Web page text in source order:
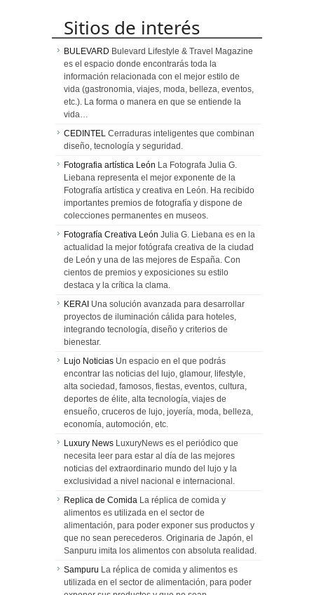
Sitios de interés
BULEVARD Bulevard Lifestyle & Travel Magazine
es el espacio donde encontrarás toda la
información relacionada con el mejor estilo de
vida (gastronomia, viajes, moda, belleza, eventos,
etc.). La forma o manera en que se entiende la
vida…
CEDINTEL Cerraduras inteligentes que combinan
diseño, tecnología y seguridad.
Fotografia artística León La Fotografa Julia G.
Liebana representa el mejor exponente de la
Fotografía artística y creativa en León. Ha recibido
importantes premios de fotografía y dispone de
colecciones permanentes en museos.
Fotografía Creativa León Julia G. Liebana es en la
actualidad la mejor fotógrafa creativa de la ciudad
de León y una de las mejores de España. Con
cientos de premios y exposiciones su estilo
destaca y la crítica la clama.
KERAI Una solución avanzada para desarrollar
proyectos de iluminación cálida para hoteles,
integrando tecnología, diseño y criterios de
bienestar.
Lujo Noticias Un espacio en el que podrás
encontrar las noticias del lujo, glamour, lifestyle,
alta sociedad, famosos, fiestas, eventos, cultura,
deportes de élite, alta tecnología, viajes de
ensueño, cruceros de lujo, joyería, moda, belleza,
economía, automoción, etc.
Luxury News LuxuryNews es el periódico que
necesita leer para estar al día de las mejores
noticias del extraordinario mundo del lujo y la
exclusividad a nivel nacional e internacional.
Replica de Comida La réplica de comida y
alimentos es utilizada en el sector de
alimentación, para poder exponer sus productos y
que no sean perecederos. Originaria de Japón, el
Sanpuru imita los alimentos con absoluta realidad.
Sampuru La réplica de comida y alimentos es
utilizada en el sector de alimentación, para poder